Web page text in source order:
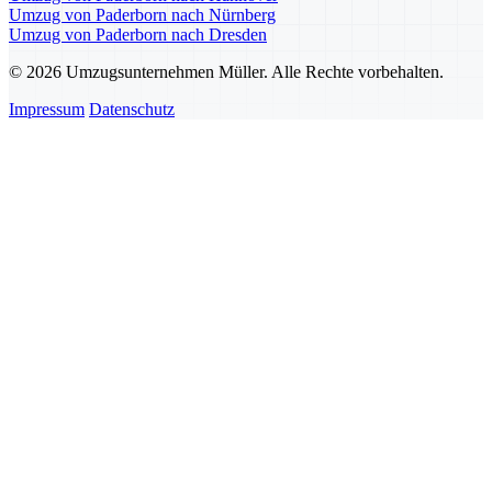
Umzug von Paderborn nach Nürnberg
Umzug von Paderborn nach Dresden
© 2026 Umzugsunternehmen Müller. Alle Rechte vorbehalten.
Impressum Datenschutz